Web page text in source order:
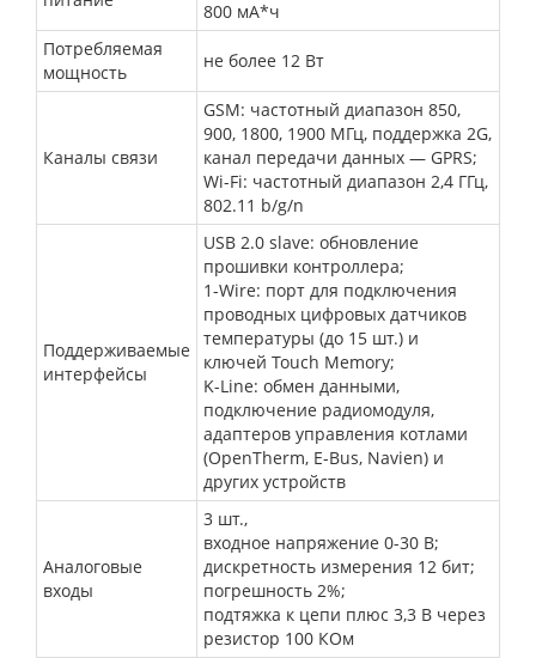
800 мА*ч
Потребляемая
мощность
не более 12 Вт
Каналы связи
GSM: частотный диапазон 850,
900, 1800, 1900 МГц, поддержка 2G,
канал передачи данных — GPRS;
Wi-Fi: частотный диапазон 2,4 ГГц,
802.11 b/g/n
Поддерживаемые
интерфейсы
USB 2.0 slave: обновление
прошивки контроллера;
1-Wire: порт для подключения
проводных цифровых датчиков
температуры (до 15 шт.) и
ключей Touch Memory;
K-Line: обмен данными,
подключение радиомодуля,
адаптеров управления котлами
(OpenTherm, E-Bus, Navien) и
других устройств
Аналоговые
входы
3 шт.,
входное напряжение 0-30 В;
дискретность измерения 12 бит;
погрешность 2%;
подтяжка к цепи плюс 3,3 В через
резистор 100 КОм